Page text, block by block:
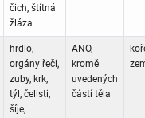
čich, štítná
žláza
hrdlo,
orgány řeči,
zuby, krk,
týl, čelisti,
šíje,
ANO,
kromě
uvedených
částí těla